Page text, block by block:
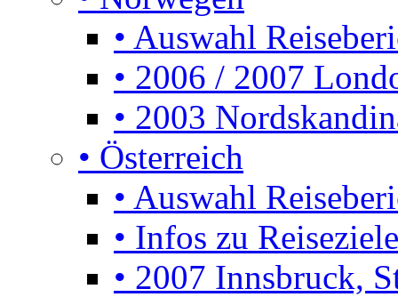
• Auswahl
• 2006 / 2007
• 2003
• Österreich
• Auswahl
• Infos zu
• 2007 Innsbruck,